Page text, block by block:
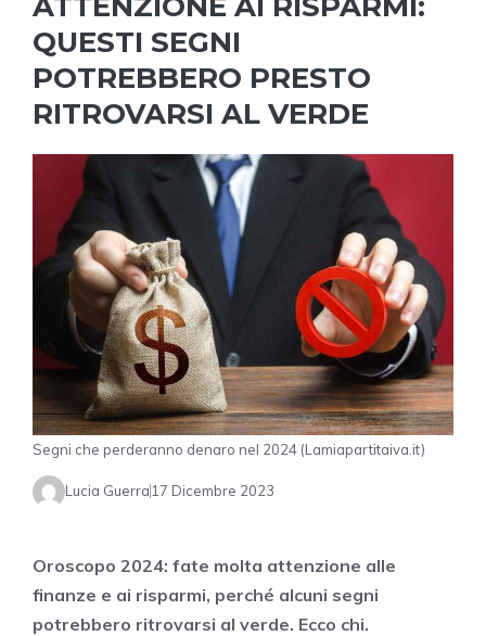
QUESTI SEGNI
POTREBBERO PRESTO
RITROVARSI AL VERDE
Segni che perderanno denaro nel 2024 (Lamiapartitaiva.it)
Lucia Guerra 17 Dicembre 2023
Oroscopo 2024: fate molta attenzione alle
finanze e ai risparmi, perché alcuni segni
potrebbero ritrovarsi al verde. Ecco chi.